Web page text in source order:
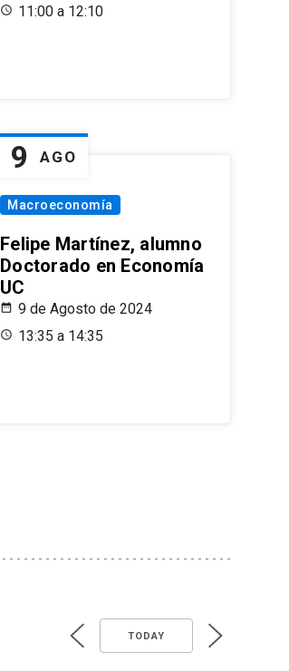
11:00 a 12:10
9 AGO
Macroeconomía
Felipe Martínez, alumno
Doctorado en Economía
UC
9 de Agosto de 2024
13:35 a 14:35
TODAY